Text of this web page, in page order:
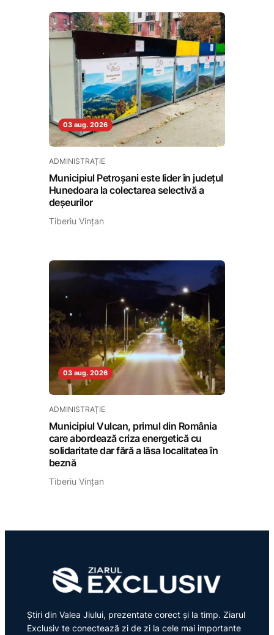
03 aug. 2026
ADMINISTRAȚIE
Municipiul Petroșani este lider în județul
Hunedoara la colectarea selectivă a
deșeurilor
Tiberiu Vințan
03 aug. 2026
ADMINISTRAȚIE
Municipiul Vulcan, primul din România
care abordează criza energetică cu
solidaritate dar fără a lăsa localitatea în
beznă
Tiberiu Vințan
Știri din Valea Jiului, prezentate corect și la timp. Ziarul
Exclusiv te conectează zi de zi la cele mai importante